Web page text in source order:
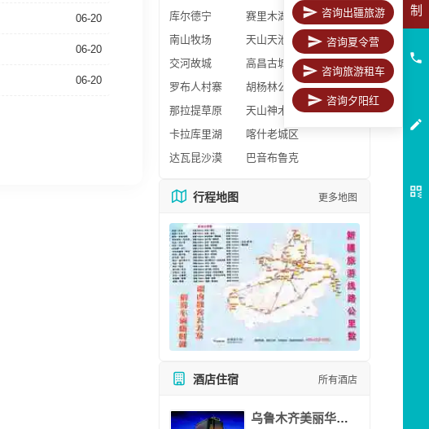
06-20
06-20
06-20
库尔德宁
赛里木湖
南山牧场
天山天池
交河故城
高昌古城
罗布人村寨
胡杨林公园
那拉提草原
天山神木园
卡拉库里湖
喀什老城区
达瓦昆沙漠
巴音布鲁克
行程地图 更多地图
酒店住宿 所有酒店
乌鲁木齐美丽华大酒
制
咨询出疆旅游
咨询夏令营
咨询旅游租车
咨询夕阳红